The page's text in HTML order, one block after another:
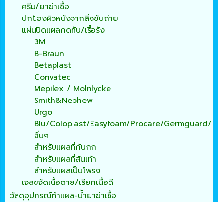
ครีม/ยาฆ่าเชื้อ
ปกป้องผิวหนังจากสิ่งขับถ่าย
แผ่นปิดแผลกดทับ/เรื้อรัง
3M
B-Braun
Betaplast
Convatec
Mepilex / Molnlycke
Smith&Nephew
Urgo
Blu/Coloplast/Easyfoam/Procare/Germguard/
อื่นๆ
สำหรับแผลที่ก้นกก
สำหรับแผลที่ส้นเท้า
สำหรับแผลเป็นโพรง
เจลขจัดเนื้อตาย/เรียกเนื้อดี
วัสดุอุปกรณ์ทำแผล-น้ำยาฆ่าเชื้อ